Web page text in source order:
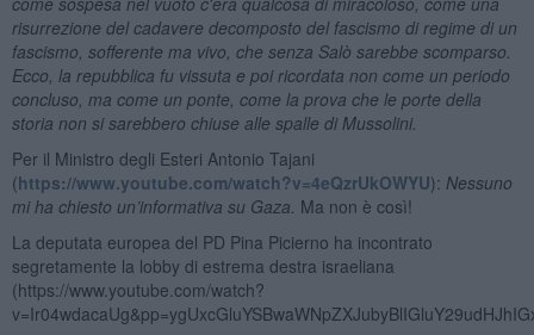
risurrezione del cadavere decomposto del fascismo di regime di un
fascismo, sofferente ma vivo, che senza Salò sarebbe scomparso.
Ecco, la repubblica fu vissuta e poi ricordata non come un periodo
concluso, ma come un ponte, come la prova che le porte della
storia non si sarebbero chiuse alle spalle di Mussolini.
Per il Ministro degli Esteri Antonio Tajani
(https://www.youtube.com/watch?v=4eQzrUkOWYU): Nessuno
mi ha chiesto un’informativa su Gaza. Ma non è così!
La deputata europea del PD Pina Picierno ha incontrato
segretamente la lobby di estrema destra israeliana
(https://www.youtube.com/watch?